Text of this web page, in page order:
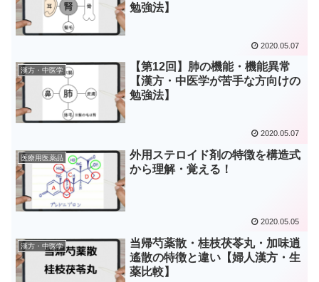
勉強法】
2020.05.07
漢方・中医学
【第12回】肺の機能・機能異常
【漢方・中医学が苦手な方向けの
勉強法】
2020.05.07
医療用医薬品
外用ステロイド剤の特徴を構造式
から理解・覚える！
2020.05.05
漢方・中医学
当帰芍薬散・桂枝茯苓丸・加味逍
遙散の特徴と違い【婦人漢方・生
薬比較】